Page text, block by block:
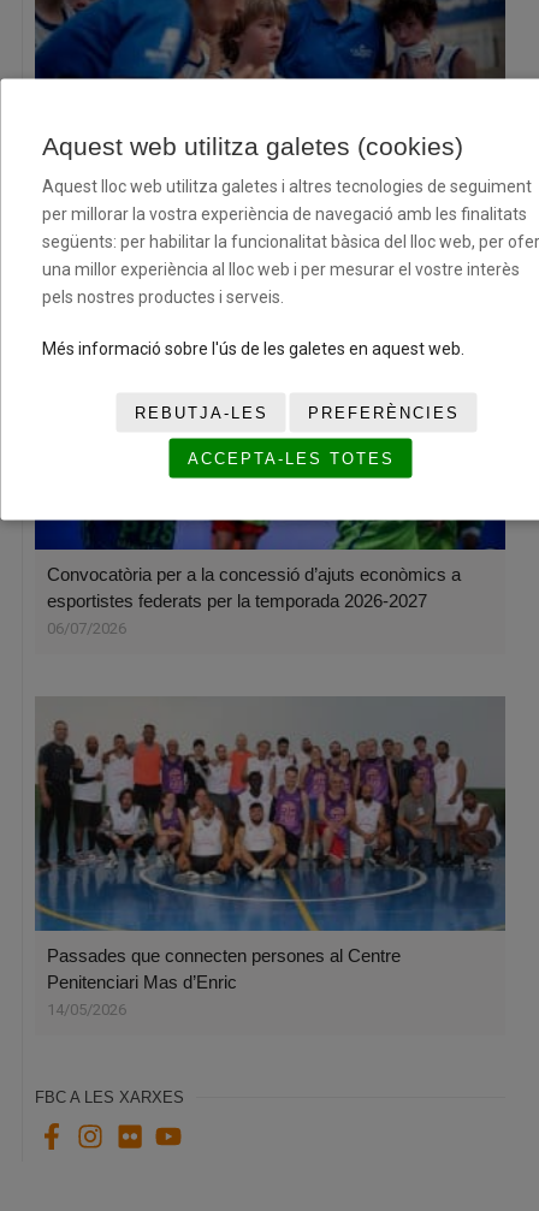
El XII Torneig Cloenda consolida la seva aposta pel
bàsquet base amb dos caps de setmana plens d’esport i
convivència
08/07/2026
Convocatòria per a la concessió d’ajuts econòmics a
esportistes federats per la temporada 2026-2027
06/07/2026
Passades que connecten persones al Centre
Penitenciari Mas d’Enric
14/05/2026
FBC A LES XARXES
Aquest web utilitza galetes (cookies)
Aquest lloc web utilitza galetes i altres tecnologies de seguiment
per millorar la vostra experiència de navegació amb les finalitats
següents: per habilitar la funcionalitat bàsica del lloc web, per
una millor experiència al lloc web i per mesurar el vostre interès
pels nostres productes i serveis.
Més informació sobre l'ús de les galetes en aquest web.
REBUTJA-LES PREFERÈNCIES
ACCEPTA-LES TOTES